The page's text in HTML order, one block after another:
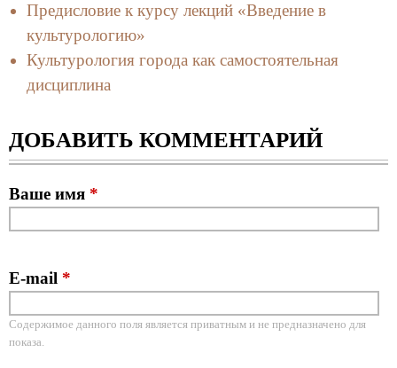
Предисловие к курсу лекций «Введение в
культурологию»
Культурология города как самостоятельная
дисциплина
ДОБАВИТЬ КОММЕНТАРИЙ
Ваше имя *
E-mail *
Содержимое данного поля является приватным и не предназначено для
показа.